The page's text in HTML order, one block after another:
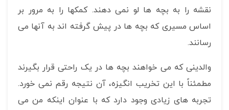
نقشه را به بچه ها لو نمی دهند. کمکها را به مرور بر
اساس مسیری که بچه ها در پیش گرفته اند به آنها می
رسانند.
والدینی که می خواهند بچه ها در یک راحتی قرار بگیرند
مطمئناً با این تخریب انگیزه، آن نتیجه رقم نمی خورد.
تجربه های زیادی وجود دارد که با عنوان اینکه من می